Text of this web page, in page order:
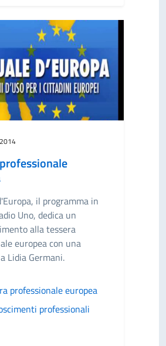
il programma in
Uno, dedica un
alla tessera
europea con una
Lidia Germani.
professionale europea
professionali